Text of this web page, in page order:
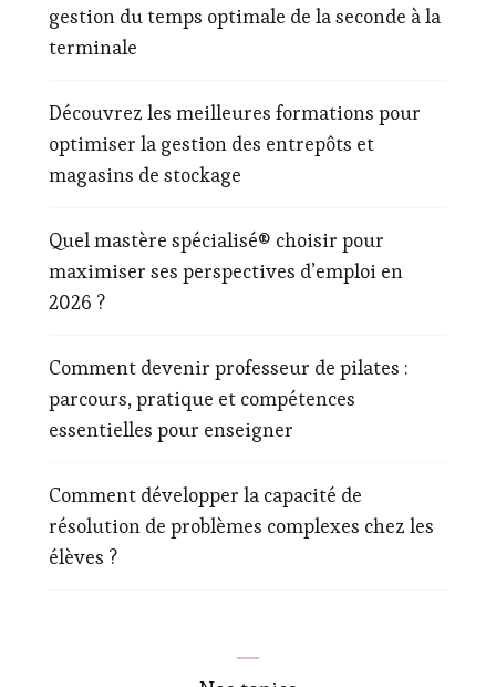
gestion du temps optimale de la seconde à la
terminale
Découvrez les meilleures formations pour
optimiser la gestion des entrepôts et
magasins de stockage
Quel mastère spécialisé® choisir pour
maximiser ses perspectives d’emploi en
2026 ?
Comment devenir professeur de pilates :
parcours, pratique et compétences
essentielles pour enseigner
Comment développer la capacité de
résolution de problèmes complexes chez les
élèves ?